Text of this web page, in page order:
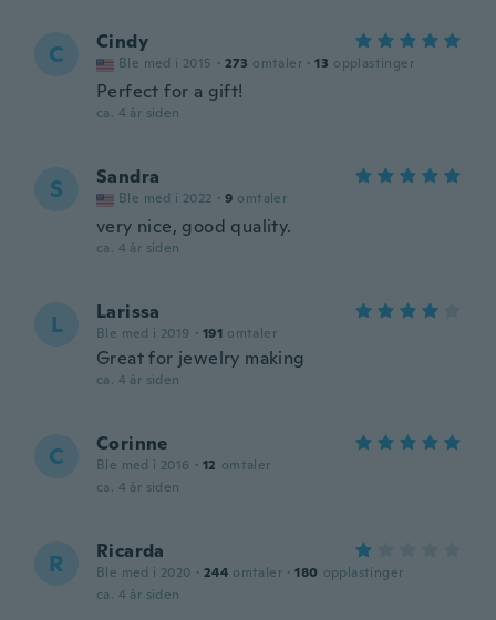
C Cindy
Ble med i 2015 · 273 omtaler · 13 opplastinger
Perfect for a gift!
ca. 4 år siden
S Sandra
Ble med i 2022 · 9 omtaler
very nice, good quality.
ca. 4 år siden
L Larissa
Ble med i 2019 · 191 omtaler
Great for jewelry making
ca. 4 år siden
C Corinne
Ble med i 2016 · 12 omtaler
ca. 4 år siden
R Ricarda
Ble med i 2020 · 244 omtaler · 180 opplastinger
ca. 4 år siden